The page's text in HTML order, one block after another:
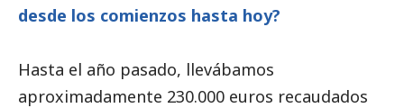
desde los comienzos hasta hoy?
Hasta el año pasado, llevábamos
aproximadamente 230.000 euros recaudados